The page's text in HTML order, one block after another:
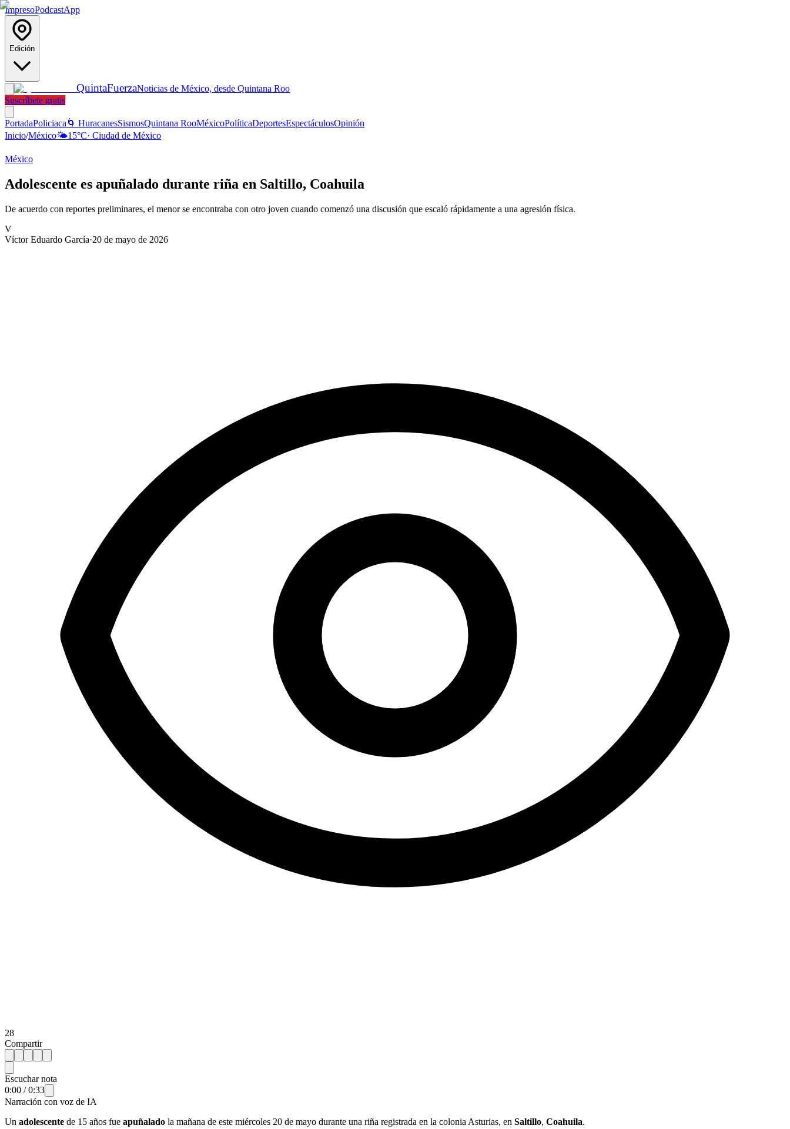
ImpresoPodcastApp
Edición
QuintaFuerzaNoticias de México, desde Quintana Roo
Suscríbete gratis
PortadaPoliciaca 🌀 HuracanesSismosQuintana RooMéxicoPolíticaDeportesEspectáculosOpinión
Inicio/México🌤️15°C· Ciudad de México
México
Adolescente es apuñalado durante riña en Saltillo, Coahuila
De acuerdo con reportes preliminares, el menor se encontraba con otro joven cuando comenzó una discusión que escaló rápidamente a una agresión física.
V
Víctor Eduardo García·20 de mayo de 2026
28
Compartir
Escuchar nota
0:00 /0:33
Narración con voz de IA
Un adolescente de 15 años fue apuñalado la mañana de este miércoles 20 de mayo durante una riña registrada en la colonia Asturias, en Saltillo, Coahuila.